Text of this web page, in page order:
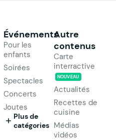
Événements
Pour les
enfants
Soirées
Spectacles
Concerts
Joutes
Plus de
catégories
Autre
contenus
Carte
interractive
NOUVEAU
Actualités
Recettes de
cuisine
Médias
vidéos